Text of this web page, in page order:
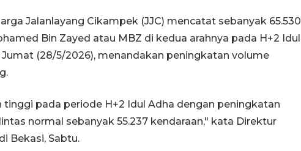
Jalanlayang Cikampek (JJC) mencatat sebanyak 65.530
Bin Zayed atau MBZ di kedua arahnya pada H+2 Idul
(28/5/2026), menandakan peningkatan volume
pada periode H+2 Idul Adha dengan peningkatan
normal sebanyak 55.237 kendaraan," kata Direktur
Bekasi, Sabtu.